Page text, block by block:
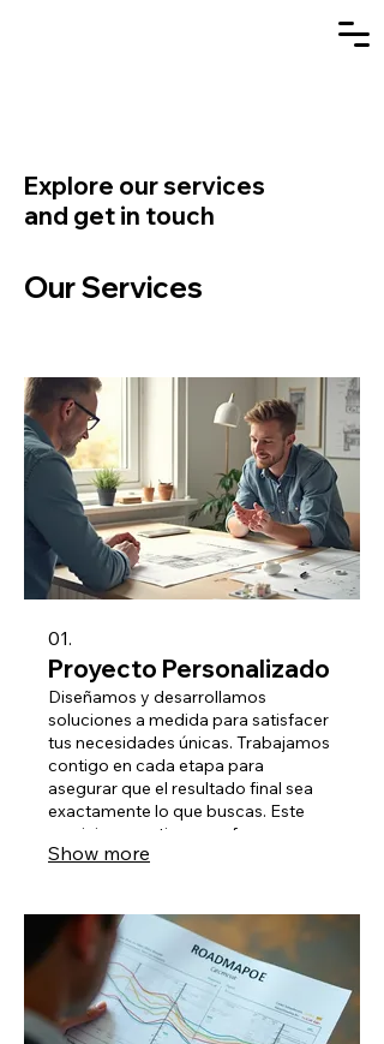
Explore our services
and get in touch
Our Services
01.
Proyecto Personalizado
Diseñamos y desarrollamos
soluciones a medida para satisfacer
tus necesidades únicas. Trabajamos
contigo en cada etapa para
asegurar que el resultado final sea
exactamente lo que buscas. Este
servicio garantiza un enfoque
exclusivo, adaptado a tus
Show more